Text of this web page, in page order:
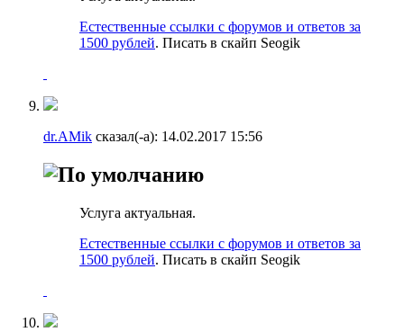
Естественные ссылки с форумов и ответов за
1500 рублей. Писать в скайп Seogik
dr.AMik сказал(-а): 14.02.2017 15:56
Услуга актуальная.
Естественные ссылки с форумов и ответов за
1500 рублей. Писать в скайп Seogik